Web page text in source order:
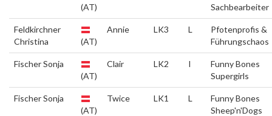
(AT)
Sachbearbeiter
Feldkirchner
Christina
(AT)
Annie LK3 L
Pfotenprofis &
Führungschaos
Fischer Sonja
(AT)
Clair LK2 I
Funny Bones
Supergirls
Fischer Sonja
(AT)
Twice LK1 L
Funny Bones
Sheep'n'Dogs